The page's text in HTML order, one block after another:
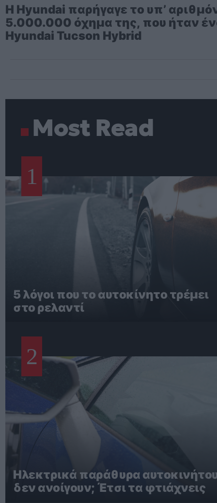
Η Hyundai παρήγαγε το υπ’
5.000.000 όχημα της, που ήταν
Hyundai Tucson Hybrid
Most Read
1
5 λόγοι που το αυτοκίνητο τρέμει
στο ρελαντί
2
Ηλεκτρικά παράθυρα
δεν ανοίγουν; Έτσι τα φτιάχνεις